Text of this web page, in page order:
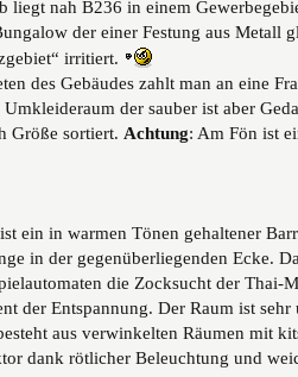
liegt nah B236 in einem
der einer Festung aus Metall
irritiert.
des Gebäudes zahlt man an eine
der sauber ist aber
Größe sortiert. Achtung: Am Fön ist
ein in warmen Tönen gehaltener
in der gegenüberliegenden Ecke.
die Zocksucht der Thai-
der Entspannung. Der Raum ist
aus verwinkelten Räumen mit
dank rötlicher Beleuchtung und